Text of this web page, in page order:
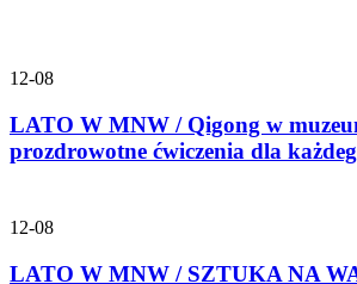
12-08
LATO W MNW / Qigong w
prozdrowotne ćwiczenia dla
12-08
LATO W MNW / SZTUKA NA